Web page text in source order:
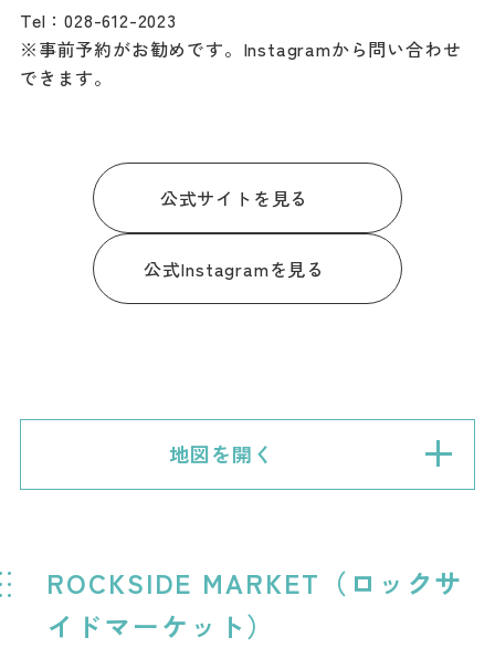
Tel：028-612-2023
※事前予約がお勧めです。Instagramから問い合わせ
できます。
公式サイトを見る
公式Instagramを見る
地図を開く
ROCKSIDE MARKET（ロックサ
イドマーケット）